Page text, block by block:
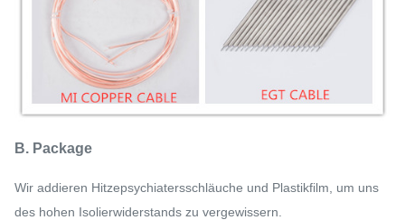
B. Package
Wir addieren Hitzepsychiatersschläuche und Plastikfilm, um uns
des hohen Isolierwiderstands zu vergewissern.